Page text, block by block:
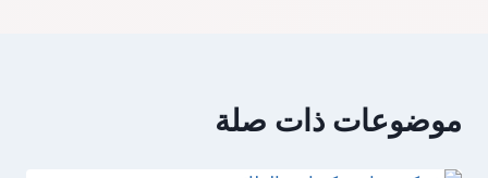
موضوعات ذات صلة